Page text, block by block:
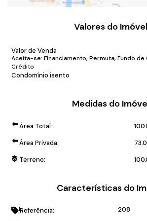
Valores do Imóvel
Valor de Venda
Aceita-se: Financiamento, Permuta, Fundo de
Crédito
Condomínio isento
Medidas do
Área Total: 100
Área Privada:
73
Terreno:
100
Características do
Referência: 208